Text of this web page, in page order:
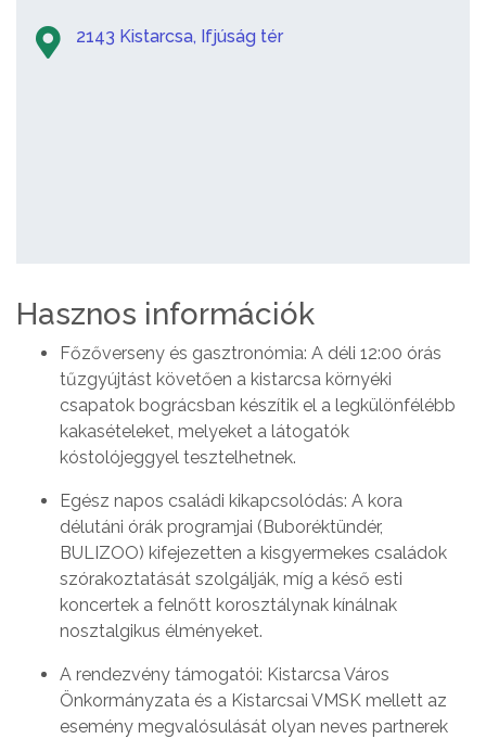
2143 Kistarcsa, Ifjúság tér
Hasznos információk
Főzőverseny és gasztronómia: A déli 12:00 órás
tűzgyújtást követően a kistarcsa környéki
csapatok bográcsban készítik el a legkülönfélébb
kakasételeket, melyeket a látogatók
kóstolójeggyel tesztelhetnek.
Egész napos családi kikapcsolódás: A kora
délutáni órák programjai (Buboréktündér,
BULIZOO) kifejezetten a kisgyermekes családok
szórakoztatását szolgálják, míg a késő esti
koncertek a felnőtt korosztálynak kínálnak
nosztalgikus élményeket.
A rendezvény támogatói: Kistarcsa Város
Önkormányzata és a Kistarcsai VMSK mellett az
esemény megvalósulását olyan neves partnerek